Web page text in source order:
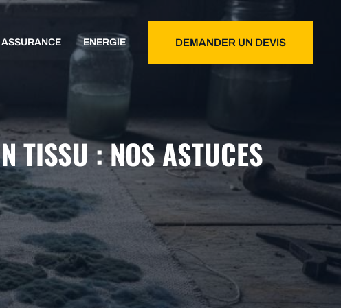
ENERGIE DEMANDER UN DEVIS
TISSU : NOS ASTUCES